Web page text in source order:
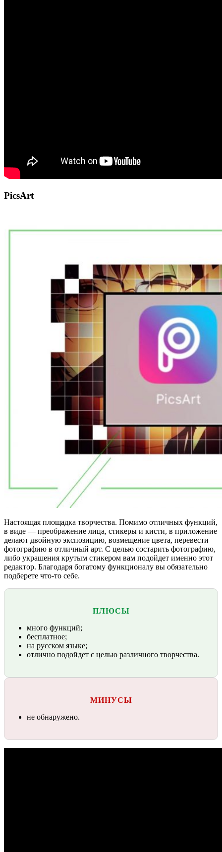
PicsArt
Настоящая площадка творчества. Помимо отличных функций,
в виде — преображение лица, стикеры и кисти, в приложение
делают двойную экспозицию, возмещение цвета, перевести
фотографию в отличный арт. С целью состарить фотографию,
либо украшения крутым стикером вам подойдет именно этот
редактор. Благодаря богатому функционалу вы обязательно
подберете что-то себе.
ПЛЮСЫ
много функций;
бесплатное;
на русском языке;
отлично подойдет с целью различного творчества.
МИНУСЫ
не обнаружено.